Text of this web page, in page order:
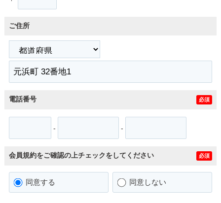
ご住所
電話番号 必須
- -
会員規約をご確認の上チェックをしてください 必須
同意する 同意しない